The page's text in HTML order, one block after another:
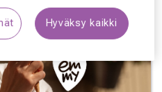
Hyväksy kaikki